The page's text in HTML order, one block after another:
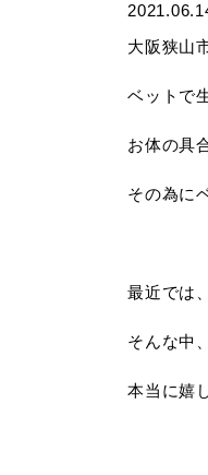
大阪狭山
ベットで
お体の具
その為に
最近では
そんな中
本当に嬉